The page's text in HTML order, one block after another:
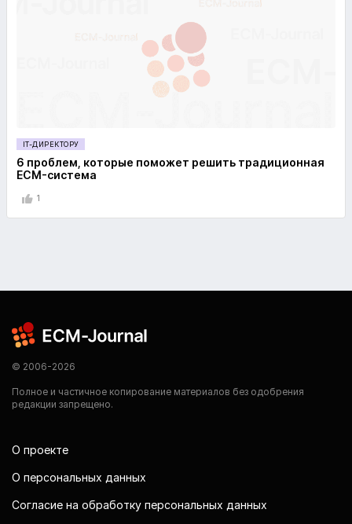
IT-ДИРЕКТОРУ
6 проблем, которые поможет решить традиционная
ECM-система
1
© 2006-2026
Полное и частичное копирование материалов без одобрения
редакции запрещено.
О проекте
О персональных данных
Согласие на обработку персональных данных